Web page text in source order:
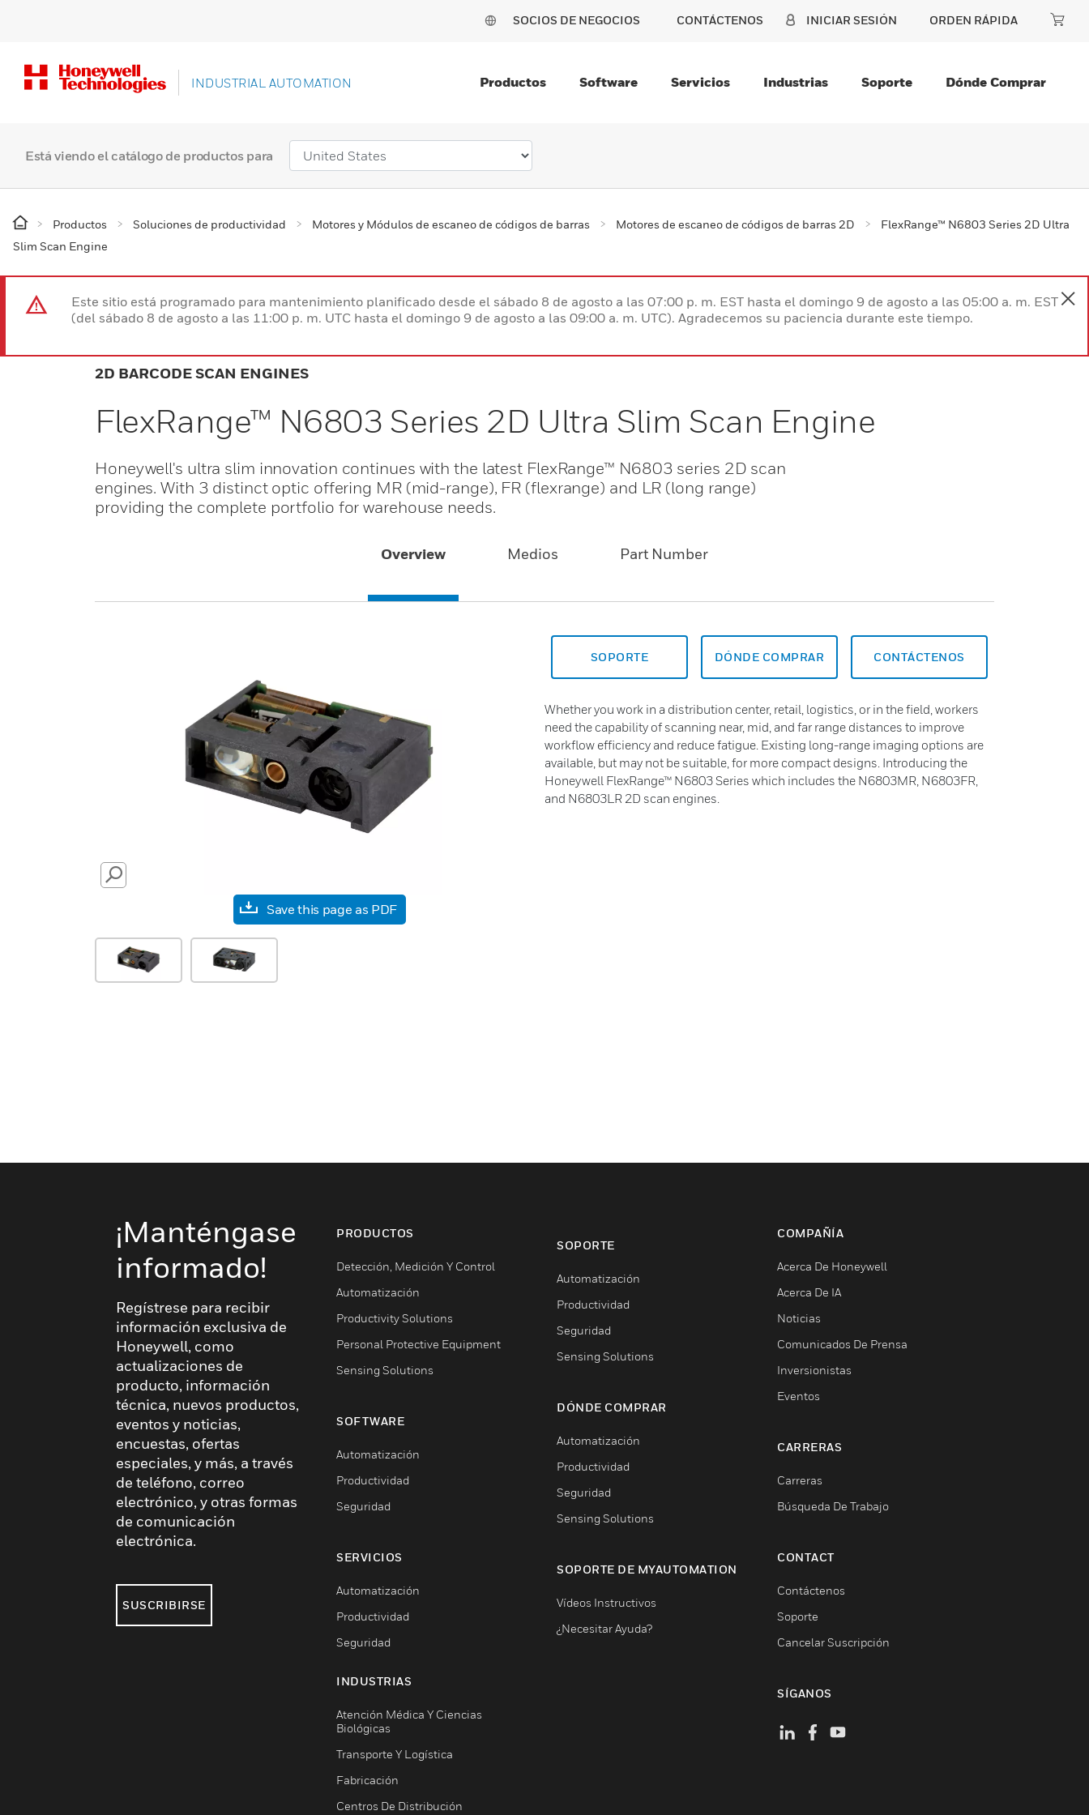
SOCIOS DE NEGOCIOS CONTÁCTENOS INICIAR SESIÓN ORDEN RÁPIDA
INDUSTRIAL AUTOMATION Productos Software Servicios Industrias Soporte Dónde Comprar
Está viendo el catálogo de productos para
Productos Soluciones de productividad Motores y Módulos de escaneo de códigos de barras Motores de escaneo de códigos de barras 2D
FlexRange™ N6803 Series 2D Ultra
Slim Scan Engine
Este sitio está programado para mantenimiento planificado desde el sábado 8 de agosto a las 07:00 p. m. EST hasta el domingo 9 de agosto a las 05:00 a. m. EST
(del sábado 8 de agosto a las 11:00 p. m. UTC hasta el domingo 9 de agosto a las 09:00 a. m. UTC). Agradecemos su paciencia durante este tiempo.
2D BARCODE SCAN ENGINES
FlexRange™ N6803 Series 2D Ultra Slim Scan Engine
Honeywell's ultra slim innovation continues with the latest FlexRange™ N6803 series 2D scan
engines. With 3 distinct optic offering MR (mid-range), FR (flexrange) and LR (long range)
providing the complete portfolio for warehouse needs.
Overview Medios Part Number
SEARCH
Save this page as PDF
SOPORTE DÓNDE COMPRAR CONTÁCTENOS
Whether you work in a distribution center, retail, logistics, or in the field, workers
need the capability of scanning near, mid, and far range distances to improve
workflow efficiency and reduce fatigue. Existing long-range imaging options are
available, but may not be suitable, for more compact designs. Introducing the
Honeywell FlexRange™ N6803 Series which includes the N6803MR, N6803FR,
and N6803LR 2D scan engines.
¡Manténgase
informado!
Regístrese para recibir
información exclusiva de
Honeywell, como
actualizaciones de
producto, información
técnica, nuevos productos,
eventos y noticias,
encuestas, ofertas
especiales, y más, a través
de teléfono, correo
electrónico, y otras formas
de comunicación
electrónica.
SUSCRIBIRSE
PRODUCTOS
Detección, Medición Y Control
Automatización
Productivity Solutions
Personal Protective Equipment
Sensing Solutions
SOFTWARE
Automatización
Productividad
Seguridad
SERVICIOS
Automatización
Productividad
Seguridad
INDUSTRIAS
Atención Médica Y Ciencias
Biológicas
Transporte Y Logística
Fabricación
Centros De Distribución
SOPORTE
Automatización
Productividad
Seguridad
Sensing Solutions
DÓNDE COMPRAR
Automatización
Productividad
Seguridad
Sensing Solutions
SOPORTE DE MYAUTOMATION
Vídeos Instructivos
¿Necesitar Ayuda?
COMPAÑÍA
Acerca De Honeywell
Acerca De IA
Noticias
Comunicados De Prensa
Inversionistas
Eventos
CARRERAS
Carreras
Búsqueda De Trabajo
CONTACT
Contáctenos
Soporte
Cancelar Suscripción
SÍGANOS